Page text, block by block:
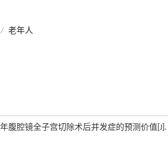
/ 老年人
腹腔镜全子宫切除术后并发症的预测价值[J].